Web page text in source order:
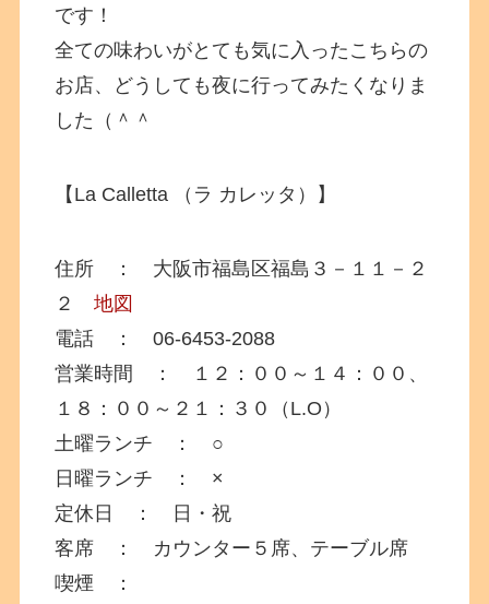
です！
全ての味わいがとても気に入ったこちらの
お店、どうしても夜に行ってみたくなりま
した（＾＾
【La Calletta （ラ カレッタ）】
住所 ： 大阪市福島区福島３－１１－２
２地図
電話 ： 06-6453-2088
営業時間 ： １２：００～１４：００、
１８：００～２１：３０（L.O）
土曜ランチ ： ○
日曜ランチ ： ×
定休日 ： 日・祝
客席 ： カウンター５席、テーブル席
喫煙 ：